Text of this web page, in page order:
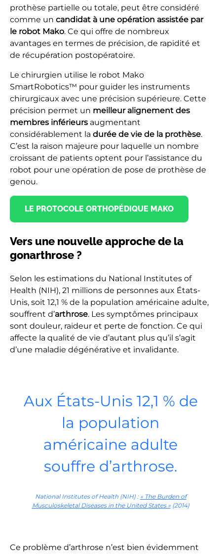
prothèse partielle ou totale, peut être considéré
comme un candidat à une opération assistée par
le robot Mako. Ce qui offre de nombreux
avantages en termes de précision, de rapidité et
de récupération postopératoire.
Le chirurgien utilise le robot Mako
SmartRobotics™ pour guider les instruments
chirurgicaux avec une précision supérieure. Cette
précision permet un meilleur alignement des
membres inférieurs augmentant
considérablement la durée de vie de la prothèse.
C’est la raison majeure pour laquelle un nombre
croissant de patients optent pour l’assistance du
robot pour une opération de pose de prothèse de
genou.
LE PROTOCOLE ORTHOPÉDIQUE MAKO
Vers une nouvelle approche de la
gonarthrose ?
Selon les estimations du National Institutes of
Health (NIH), 21 millions de personnes aux États-
Unis, soit 12,1 % de la population américaine adulte,
souffrent d’arthrose. Les symptômes principaux
sont douleur, raideur et perte de fonction. Ce qui
affecte la qualité de vie d’autant plus qu’il s’agit
d’une maladie dégénérative et invalidante.
Aux États-Unis 12,1 % de
la population
américaine adulte
souffre d’arthrose.
National Institutes of Health (NIH) : « The Burden of
Musculoskeletal Diseases in the United States »(2014)
Ce problème d’arthrose n’est bien évidemment